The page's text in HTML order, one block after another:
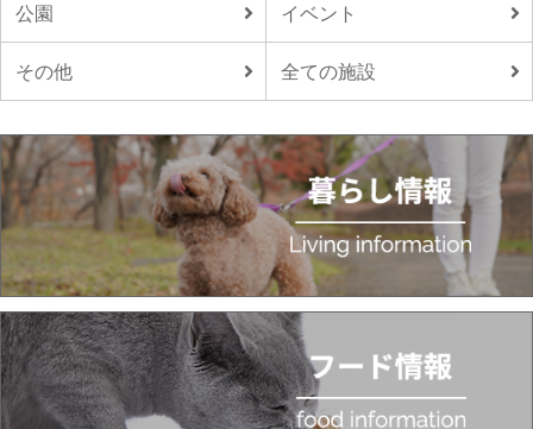
公園 イベント
その他 全ての施設